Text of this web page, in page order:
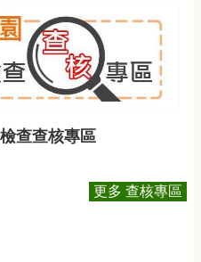
查查核專區
更多 查核專區